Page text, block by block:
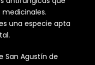
una especie apta
San Agustín de